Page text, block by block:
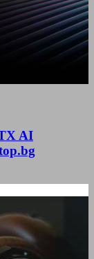
AI